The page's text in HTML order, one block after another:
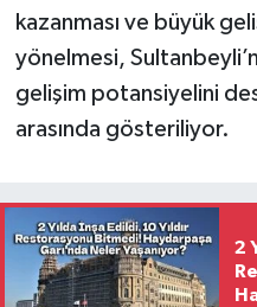
kazanması ve büyük
yönelmesi,
gelişim potansiyelini
arasında gösteriliyor.
2